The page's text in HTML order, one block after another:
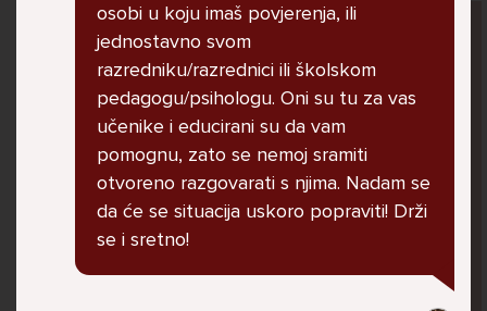
Pitaj Stručnjaka
STRUCNJAK
U školi me ogovara nekoliko prijatelja ne
znam zašto. Čak su napravili grupu gdje me
ogovaraju. To sam saznala tako što mi je
osobi u koju imaš povjerenja, ili
jednostavno svom
razredniku/razrednici ili školskom
pedagogu/psihologu. Oni su tu za vas
učenike i educirani su da vam
pomognu, zato se nemoj sramiti
otvoreno razgovarati s njima. Nadam se
da će se situacija uskoro popraviti! Drži
se i sretno!